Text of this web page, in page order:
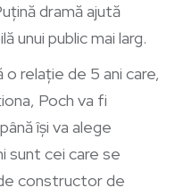
dramă ajută
unui public mai larg.
o relație de 5 ani care,
Poch va fi
își va alege
sunt cei care se
constructor de